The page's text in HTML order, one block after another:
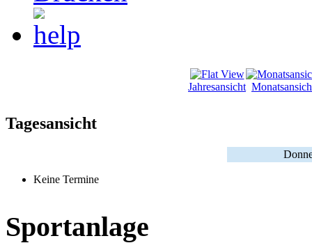
Jahresansicht
Tagesansicht
Keine Termine
Sportanlage